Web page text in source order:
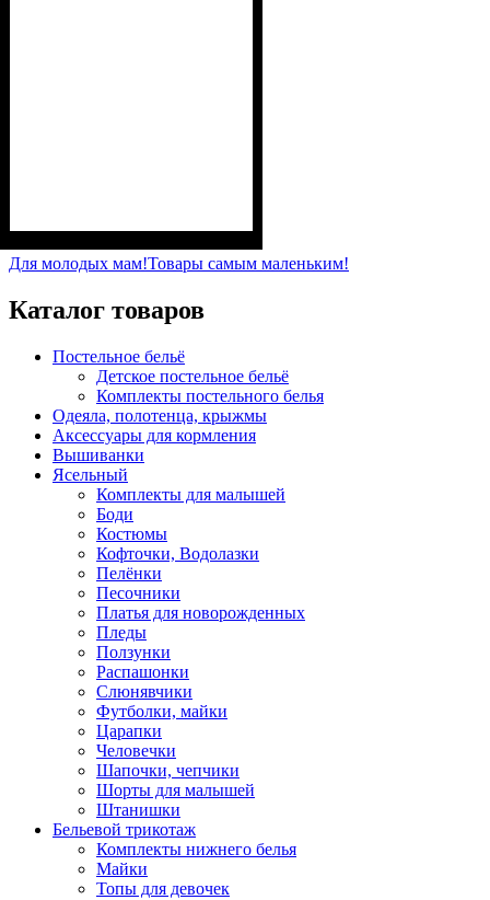
Для молодых мам!Товары самым маленьким!
Каталог товаров
Постельное бельё
Детское постельное бельё
Комплекты постельного белья
Одеяла, полотенца, крыжмы
Аксессуары для кормления
Вышиванки
Ясельный
Комплекты для малышей
Боди
Костюмы
Кофточки, Водолазки
Пелёнки
Песочники
Платья для новорожденных
Пледы
Ползунки
Распашонки
Слюнявчики
Футболки, майки
Царапки
Человечки
Шапочки, чепчики
Шорты для малышей
Штанишки
Бельевой трикотаж
Комплекты нижнего белья
Майки
Топы для девочек